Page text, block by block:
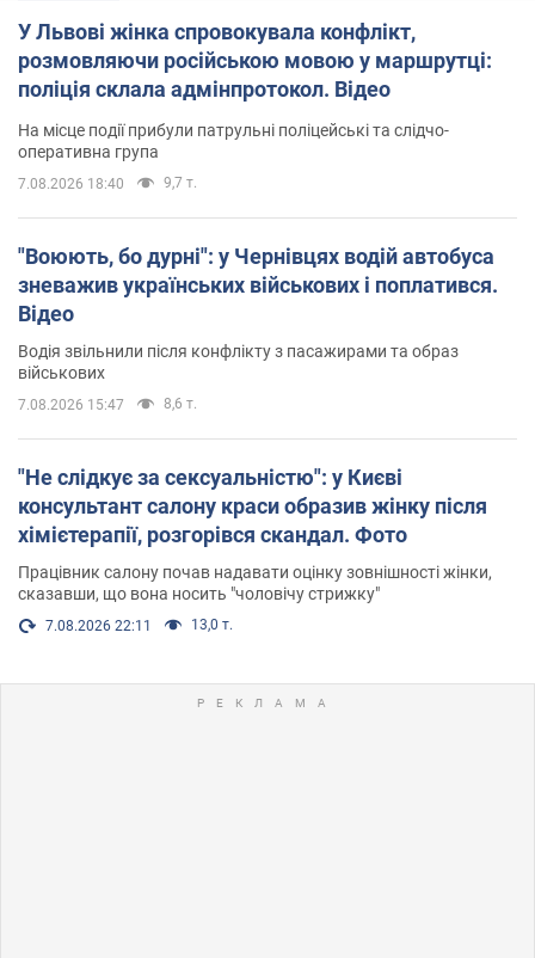
У Львові жінка спровокувала конфлікт,
розмовляючи російською мовою у маршрутці:
поліція склала адмінпротокол. Відео
На місце події прибули патрульні поліцейські та слідчо-
оперативна група
7.08.2026 18:40 9,7 т.
"Воюють, бо дурні": у Чернівцях водій автобуса
зневажив українських військових і поплатився.
Відео
Водія звільнили після конфлікту з пасажирами та образ
військових
7.08.2026 15:47 8,6 т.
"Не слідкує за сексуальністю": у Києві
консультант салону краси образив жінку після
хімієтерапії, розгорівся скандал. Фото
Працівник салону почав надавати оцінку зовнішності жінки,
сказавши, що вона носить "чоловічу стрижку"
7.08.2026 22:11 13,0 т.